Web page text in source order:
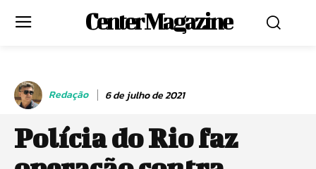
Center Magazine
Redação 6 de julho de 2021
Polícia do Rio faz